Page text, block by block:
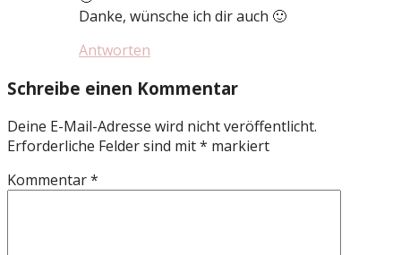
Danke, wünsche ich dir auch 🙂
Antworten
Schreibe einen Kommentar
Deine E-Mail-Adresse wird nicht veröffentlicht.
Erforderliche Felder sind mit* markiert
Kommentar*